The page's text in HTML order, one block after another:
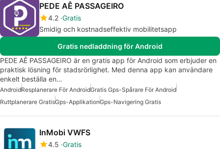
PEDE AÊ PASSAGEIRO
4.2 Gratis
Smidig och kostnadseffektiv mobilitetsapp
Gratis nedladdning för Android
PEDE AÊ PASSAGEIRO är en gratis app för Android som erbjuder en
praktisk lösning för stadsrörlighet. Med denna app kan användare
enkelt beställa en…
AndroidResplanerare För AndroidGratis Gps-Spårare För Android
Ruttplanerare GratisGps-ApplikationGps-Navigering Gratis
InMobi VWFS
4.5 Gratis